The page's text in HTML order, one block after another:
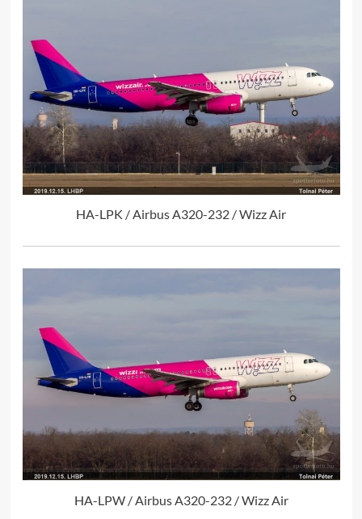
HA-LPK / Airbus A320-232 / Wizz Air
HA-LPW / Airbus A320-232 / Wizz Air